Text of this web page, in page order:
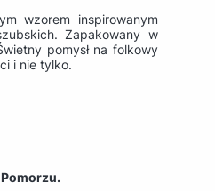
wzorem inspirowanym
Zapakowany w
pomysł na folkowy
i nie tylko.